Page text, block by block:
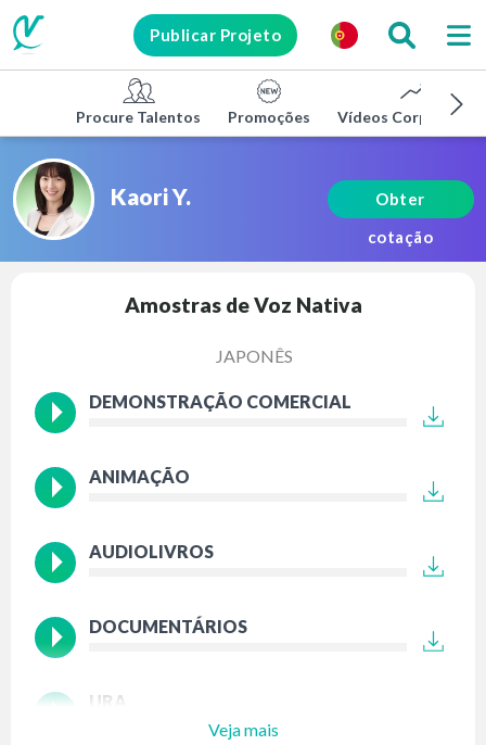
Publicar Projeto
Procure Talentos Promoções Vídeos
Kaori Y.
Obter
cotação
Amostras de Voz Nativa
JAPONÊS
DEMONSTRAÇÃO COMERCIAL
ANIMAÇÃO
AUDIOLIVROS
DOCUMENTÁRIOS
URA
Veja mais